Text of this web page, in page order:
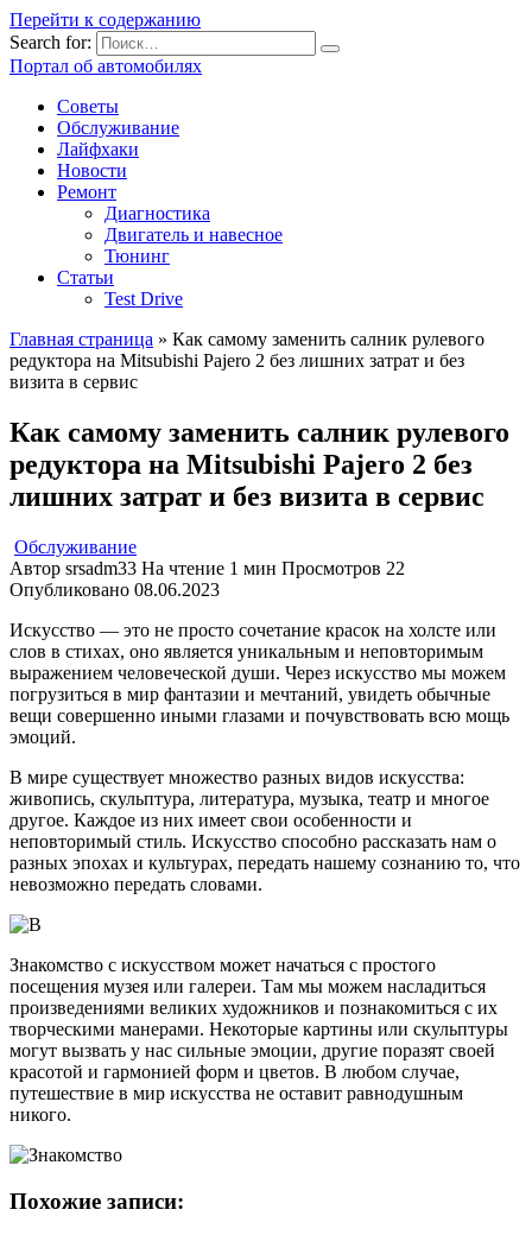
Перейти к содержанию
Search for:
Портал об автомобилях
Советы
Обслуживание
Лайфхаки
Новости
Ремонт
Диагностика
Двигатель и навесное
Тюнинг
Статьи
Test Drive
Главная страница » Как самому заменить салник рулевого
редуктора на Mitsubishi Pajero 2 без лишних затрат и без
визита в сервис
Как самому заменить салник рулевого
редуктора на Mitsubishi Pajero 2 без
лишних затрат и без визита в сервис
Обслуживание
Автор srsadm33 На чтение 1 мин Просмотров 22
Опубликовано 08.06.2023
Искусство — это не просто сочетание красок на холсте или
слов в стихах, оно является уникальным и неповторимым
выражением человеческой души. Через искусство мы можем
погрузиться в мир фантазии и мечтаний, увидеть обычные
вещи совершенно иными глазами и почувствовать всю мощь
эмоций.
В мире существует множество разных видов искусства:
живопись, скульптура, литература, музыка, театр и многое
другое. Каждое из них имеет свои особенности и
неповторимый стиль. Искусство способно рассказать нам о
разных эпохах и культурах, передать нашему сознанию то, что
невозможно передать словами.
Знакомство с искусством может начаться с простого
посещения музея или галереи. Там мы можем насладиться
произведениями великих художников и познакомиться с их
творческими манерами. Некоторые картины или скульптуры
могут вызвать у нас сильные эмоции, другие поразят своей
красотой и гармонией форм и цветов. В любом случае,
путешествие в мир искусства не оставит равнодушным
никого.
Похожие записи: